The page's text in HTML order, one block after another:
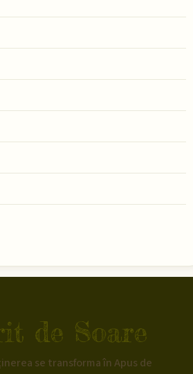
de Soare
se transforma în Apus de